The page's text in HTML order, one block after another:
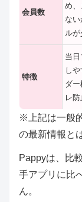
会員数
め、
な
ル
特徴
当
し
ダ
レ
※上記は一般
の最新情報と
Pappyは、比
手アプリに比
ん。